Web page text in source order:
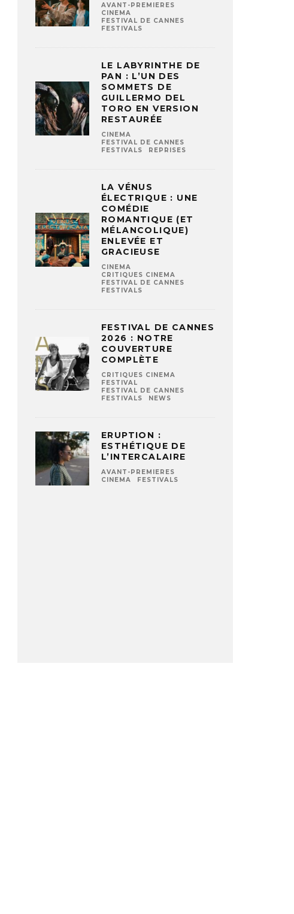
AVANT-PREMIERES
CINEMA
FESTIVAL DE CANNES
FESTIVALS
LE LABYRINTHE DE
PAN : L’UN DES
SOMMETS DE
GUILLERMO DEL
TORO EN VERSION
RESTAURÉE
CINEMA
FESTIVAL DE CANNES
FESTIVALS
REPRISES
LA VÉNUS
ÉLECTRIQUE : UNE
COMÉDIE
ROMANTIQUE (ET
MÉLANCOLIQUE)
ENLEVÉE ET
GRACIEUSE
CINEMA
CRITIQUES CINEMA
FESTIVAL DE CANNES
FESTIVALS
FESTIVAL DE CANNES
2026 : NOTRE
COUVERTURE
COMPLÈTE
CRITIQUES CINEMA
FESTIVAL
FESTIVAL DE CANNES
FESTIVALS
NEWS
ERUPTION :
ESTHÉTIQUE DE
L’INTERCALAIRE
AVANT-PREMIERES
CINEMA
FESTIVALS